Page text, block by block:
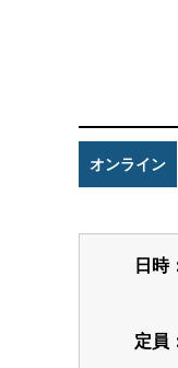
オンライン
日時
定員